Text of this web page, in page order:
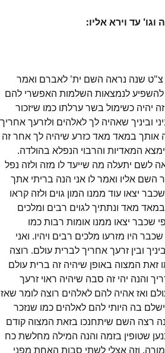
עד וירא אליו:
שנה נראה השם ית' לאברם ואמר
להשפיע לנמצאות השלמות האפשרי להם
יהיה כשימול בשר ערלתו כמו שיזכור
וביניך שאהיה לך לאלהים ולזרעך אחריך
אותך במאד מאד כזרע שיהיה לך אחר זה
המאדיות והרבוי הנפלא בהולדה.
לשם יתעלה מה שייעד לו מזה ולזה נפל
השם אליו ואמר לו אני הנה בריתי אתך
יצאו עוד ממנו המון גוים ולזה קראו
מאד ונתתיך לגוים רבים ומלכים
שכבר יצאו ממנו אומות רבות כמו
היו מזרעו מלכים רבים ויהיו. ואני
ובין זרעך אחריך לברית עולם. רוצה
זאת המצוה באופן שיהיה זה ברית עולם
והנה יהי זה סבה שיהיה ראוי זרעך
ואז אהיה להם לאלהים רוצה לומר שאז
בה היותי להם לאלהים כמו שנזכר
רצה השם שיתחנכו בזאת המצוה קודם
שטופין בזמה והנה המילה מחלשת כח
וזה אצלי לשתי סבות האחת מפני